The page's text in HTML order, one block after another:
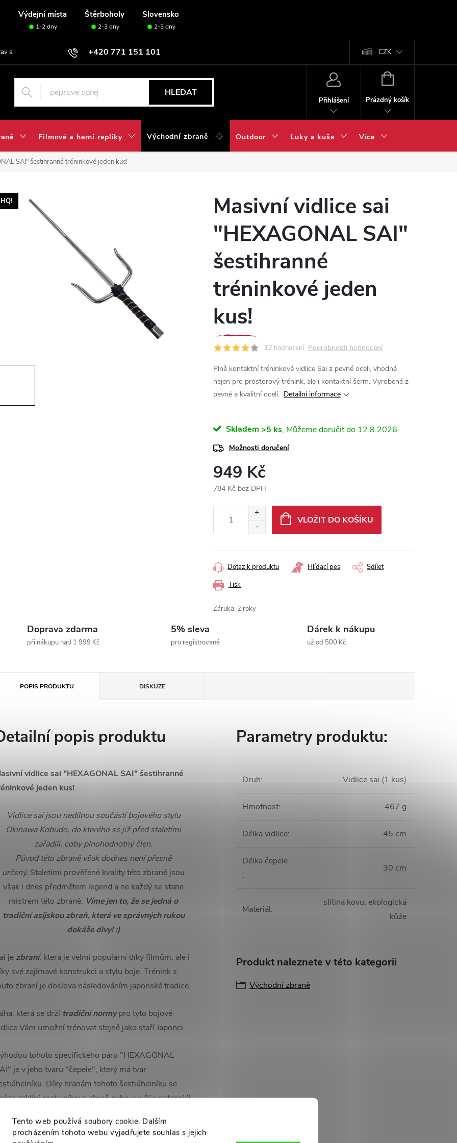
Tento web používá soubory cookie. Dalším
procházením tohoto webu vyjadřujete souhlas s jejich
Výdejní místa Štěrboholy Slovensko
1-2 dny 2-3 dny 2-3 dny
+420 771 151 101
si svou sadu✅ CZK
HLEDAT
Přihlášení
NÁKUPNÍ
Prázdný košík
Filmové a herní repliky Východní zbraně Outdoor Luky a kuše Více
SAI" šestihranné tréninkové jeden kus!
HQ!
Masivní vidlice sai
"HEXAGONAL SAI"
šestihranné
tréninkové jeden
kus!
12 hodnocení Podrobnosti hodnocení
Plně kontaktní tréninková vidlice Sai z pevné oceli, vhodné
nejen pro prostorový trénink, ale i kontaktní šerm. Vyrobené z
pevné a kvalitní oceli. Detailní informace
Skladem >5 ks 12.8.2026
Možnosti doručení
949 Kč
784 Kč bez DPH
VLOŽIT DO KOŠÍKU
Tisk
Dotaz k produktu Hlídací pes Sdílet
Záruka: 2 roky
Doprava zdarma
při nákupu nad 1 999 Kč
5% sleva
pro registrované
Dárek k nákupu
už od 500 Kč
POPIS PRODUKTU DISKUZE
popis produktu
vidlice sai "HEXAGONAL SAI" šestihranné
jeden kus!
Vidlice sai jsou nedílnou součástí bojového stylu
Okinawa Kobudo, do kterého se již před staletími
zařadili, coby plnohodnotný člen.
Původ této zbraně však dodnes není přesně
určený. Staletími prověřené kvality této zbraně jsou
však i dnes předmětem legend a ne každý se stane
mistrem této zbraně. Víme jen to, že se jedná o
tradiční asijskou zbraň, která ve správných rukou
dokáže divy! :)
je zbraní, která je velmi populární díky filmům, ale i
své zajímavé konstrukci a stylu boje. Trénink s
zbraní je doslova následováním japonské tradice.
která se drží tradiční normypro tyto bojové
Vám umožní trénovat stejně jako staří Japonci.
tohoto specifického páru "HEXAGONAL
je v jeho tvaru "čepele", který má tvar
Díky hranám tohoto šestiúhelníku se
zaklíní protivníkova zbraň nebo využije potenciál
ekologickou kůží, takže Vám z ruky jen tak
Parametry produktu:
Druh: Vidlice sai (1 kus)
Hmotnost: 467 g
Délka vidlice: 45 cm
Délka čepele
:
30 cm
Materiál:
slitina kovu, ekologická
kůže
Produkt naleznete v této kategorii
Východní zbraně